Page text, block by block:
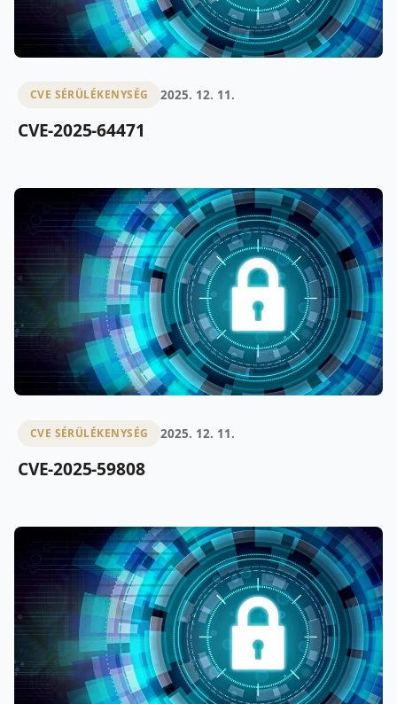
CVE SÉRÜLÉKENYSÉG 2025. 12. 11.
CVE-2025-64471
CVE SÉRÜLÉKENYSÉG 2025. 12. 11.
CVE-2025-59808